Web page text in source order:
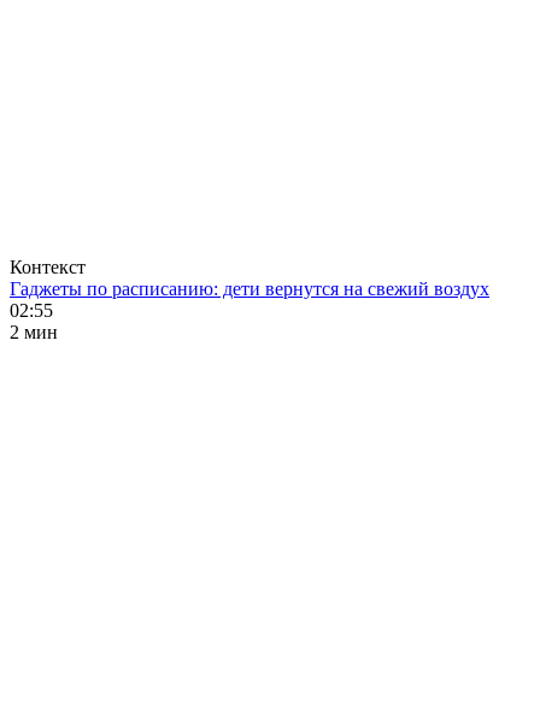
Контекст
Гаджеты по расписанию: дети вернутся на свежий воздух
02:55
2 мин